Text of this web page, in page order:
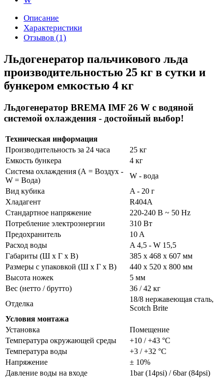
Описание
Характеристики
Отзывов (1)
Льдогенератор пальчикового льда
производительностью 25 кг в сутки и
бункером емкостью 4 кг
Льдогенератор BREMA IMF 26 W с водяной
системой охлаждения - достойный выбор!
Техническая информация
Производительность за 24 часа
25 кг
Емкость бункера
4 кг
Система охлаждения (А = Воздух -
W = Вода)
W - вода
Вид кубика
A - 20 г
Хладагент
R404A
Стандартное напряжение
220-240 В ~ 50 Hz
Потребление электроэнергии
310 Вт
Предохранитель
10 A
Расход воды
A 4,5 - W 15,5
Габариты (Ш x Г x В)
385 x 468 x 607 мм
Размеры с упаковкой (Ш х Г х В)
440 x 520 x 800 мм
Высота ножек
5 мм
Вес (нетто / брутто)
36 / 42 кг
Отделка
18/8 нержавеющая сталь,
Scotch Brite
Условия монтажа
Установка
Помещение
Температура окружающей среды
+10 / +43 °C
Температура воды
+3 / +32 °C
Напряжение
± 10%
Давление воды на входе
1bar (14psi) / 6bar (84psi)